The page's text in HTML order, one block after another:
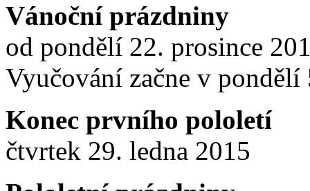
Vánoční prázdniny
od pondělí 22. prosince
Vyučování začne v pondělí
Konec prvního pololetí
čtvrtek 29. ledna 2015